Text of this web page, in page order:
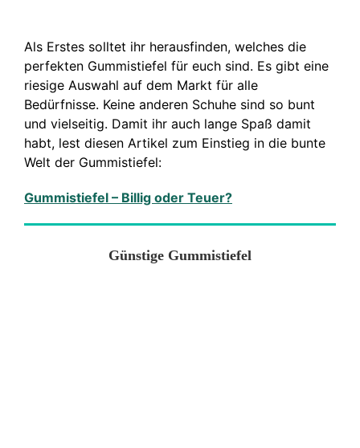
Als Erstes solltet ihr herausfinden, welches die
perfekten Gummistiefel für euch sind. Es gibt eine
riesige Auswahl auf dem Markt für alle
Bedürfnisse. Keine anderen Schuhe sind so bunt
und vielseitig. Damit ihr auch lange Spaß damit
habt, lest diesen Artikel zum Einstieg in die bunte
Welt der Gummistiefel:
Gummistiefel – Billig oder Teuer?
Günstige Gummistiefel